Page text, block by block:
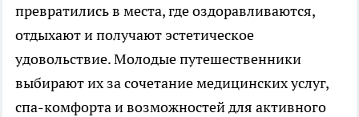
превратились в места, где оздоравливаются,
отдыхают и получают эстетическое
удовольствие. Молодые путешественники
выбирают их за сочетание медицинских услуг,
спа-комфорта и возможностей для активного